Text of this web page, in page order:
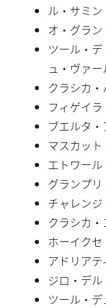
ル・サミン
オ・グラン
ツール・
ュ・ヴァー
クラシカ
フィゲイ
ブエルタ
マスカッ
エトワー
グランプ
チャレン
クラシカ
ホーイク
アドリア
ジロ・デ
ツール・